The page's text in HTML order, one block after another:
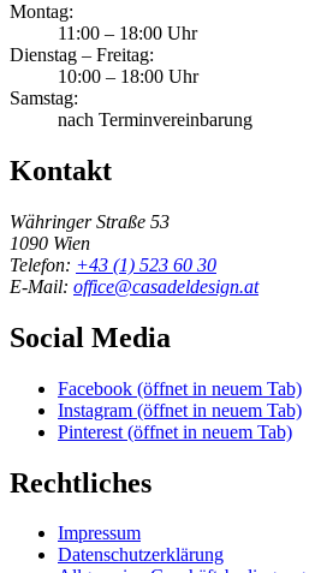
Montag:
11:00 – 18:00 Uhr
Dienstag – Freitag:
10:00 – 18:00 Uhr
Samstag:
nach Terminvereinbarung
Kontakt
Währinger Straße 53
1090 Wien
Telefon: +43 (1) 523 60 30
E-Mail: office@casadeldesign.at
Social Media
Facebook (öffnet in neuem Tab)
Instagram (öffnet in neuem Tab)
Pinterest (öffnet in neuem Tab)
Rechtliches
Impressum
Datenschutzerklärung